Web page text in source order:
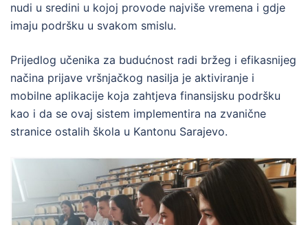
nudi u sredini u kojoj provode najviše vremena i gdje
imaju podršku u svakom smislu.
Prijedlog učenika za budućnost radi bržeg i efikasnijeg
načina prijave vršnjačkog nasilja je aktiviranje i
mobilne aplikacije koja zahtjeva finansijsku podršku
kao i da se ovaj sistem implementira na zvanične
stranice ostalih škola u Kantonu Sarajevo.